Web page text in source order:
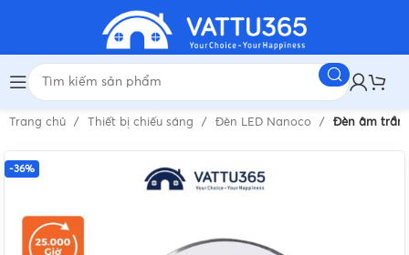
Trang chủ Thiết bị chiếu sáng Đèn LED Nanoco Đèn âm trần
-36%